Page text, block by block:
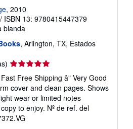
v
, 2010
/ ISBN 13: 9780415447379
blanda
, Arlington, TX, Estados
Calificación
del
vendedor:
5
de
5
estrellas
Free Shipping â" Very Good
cover and clean pages. Shows
wear or limited notes
to enjoy. Nº de ref. del